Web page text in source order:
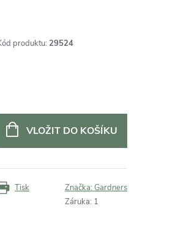
produktu: 29524
VLOŽIT DO KOŠÍKU
Tisk Značka: Gardners
Záruka: 1